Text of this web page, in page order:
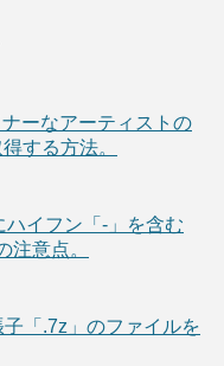
ナーなアーティストの
する方法。
ハイフン「-」を含む
注意点。
子「.7z」のファイルを